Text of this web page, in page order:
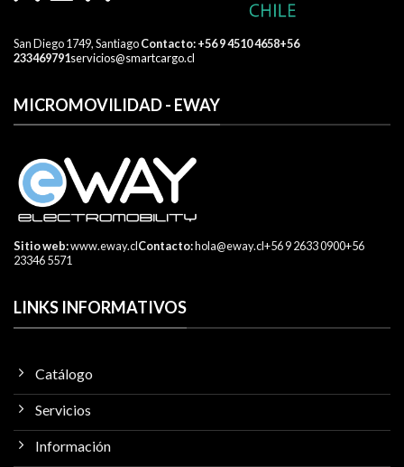
San Diego 1749, Santiago​ Contacto:+56 9 4510 4658+56
233469791servicios@smartcargo.cl
MICROMOVILIDAD - EWAY
Sitio web:www.eway.clContacto:hola@eway.cl+56 9 2633 0900+56
23346 5571
LINKS INFORMATIVOS
Catálogo
Servicios
Información